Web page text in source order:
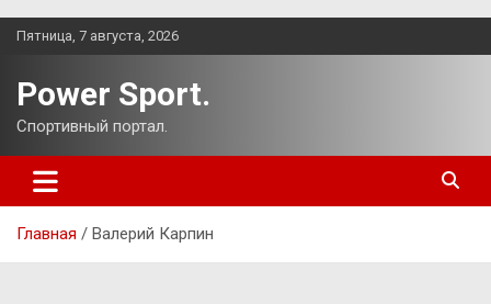
Перейти
Пятница, 7 августа, 2026
Power Sport.
Спортивный портал.
Главная Валерий Карпин